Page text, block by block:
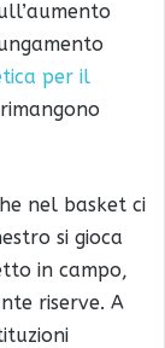
per il
nel basket ci
si gioca
in campo,
riserve. A